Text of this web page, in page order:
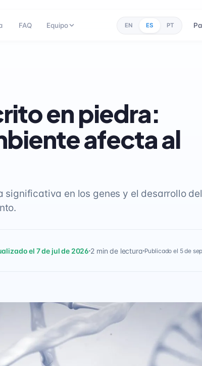
FAQ Equipo EN ES PT
en piedra:
afecta al
significativa en los genes y el desarrollo
el 7 de jul de 2026 2 min de lectura Publicado el 5 de